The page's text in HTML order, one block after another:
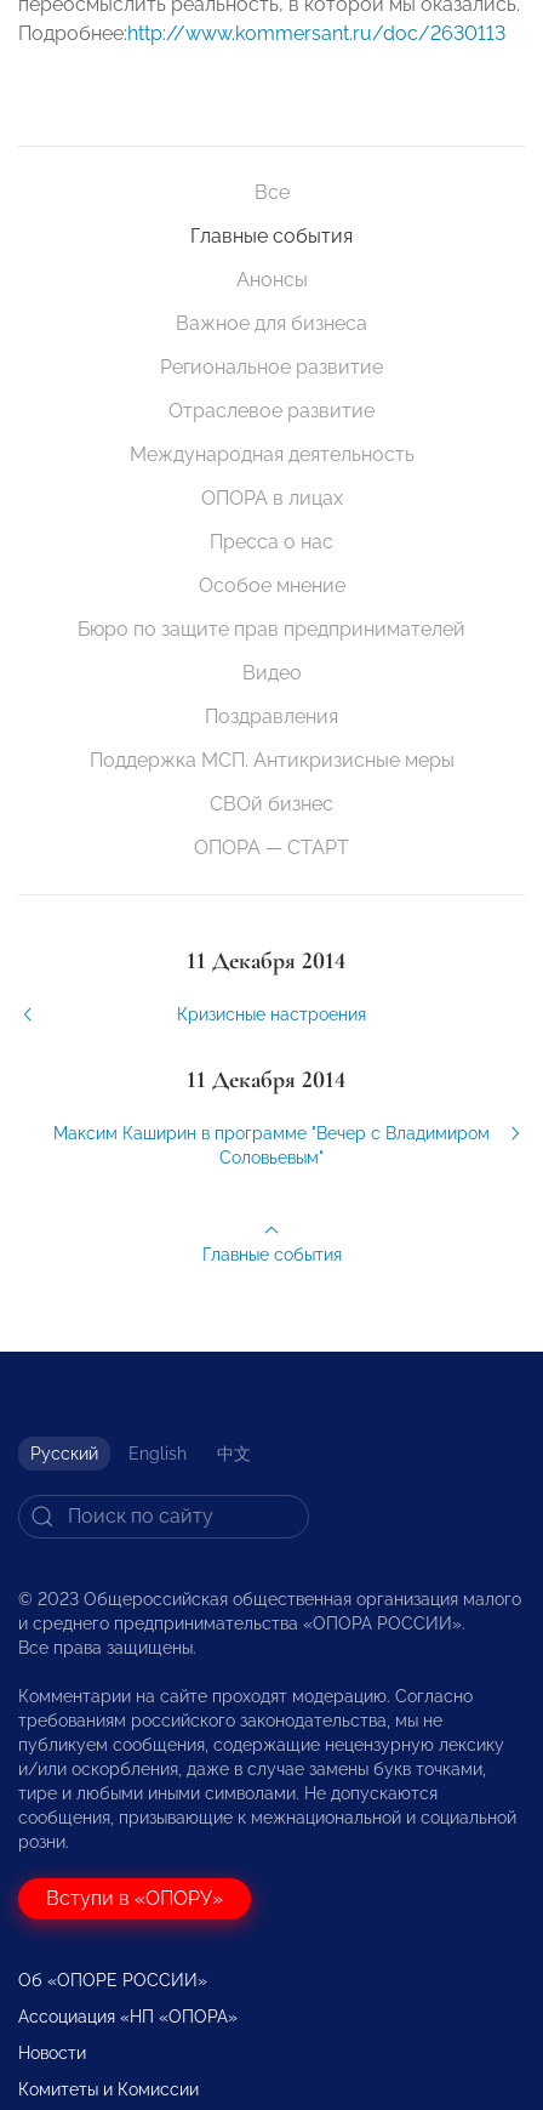
Подробнее:http://www.kommersant.ru/doc/2630113
Все
Главные события
Анонсы
Важное для бизнеса
Региональное развитие
Отраслевое развитие
Международная деятельность
ОПОРА в лицах
Пресса о нас
Особое мнение
Бюро по защите прав предпринимателей
Видео
Поздравления
Поддержка МСП. Антикризисные меры
СВОй бизнес
ОПОРА — СТАРТ
11 Декабря 2014
Кризисные настроения
11 Декабря 2014
Максим Каширин в программе "Вечер с Владимиром
Соловьевым"
Главные события
Русский English 中文
© 2023 Общероссийская общественная организация малого
и среднего предпринимательства «ОПОРА РОССИИ».
Все права защищены.
Комментарии на сайте проходят модерацию. Согласно
требованиям российского законодательства, мы не
публикуем сообщения, содержащие нецензурную лексику
и/или оскорбления, даже в случае замены букв точками,
тире и любыми иными символами. Не допускаются
сообщения, призывающие к межнациональной и социальной
розни.
Вступи в «ОПОРУ»
Об «ОПОРЕ РОССИИ»
Ассоциация «НП «ОПОРА»
Новости
Комитеты и Комиссии